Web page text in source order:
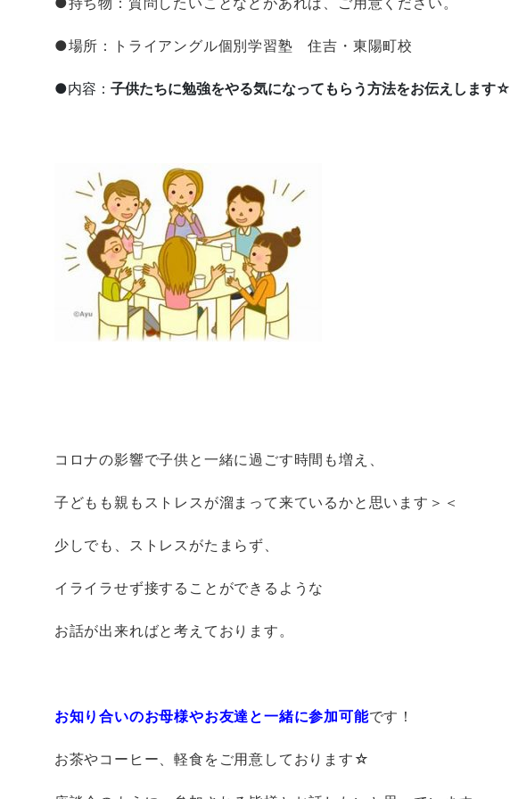
●場所：トライアングル個別学習塾 住吉・東陽町校
●内容： 子供たちに勉強をやる気になってもらう方法をお伝えします☆
コロナの影響で子供と一緒に過ごす時間も増え、
子どもも親もストレスが溜まって来ているかと思います＞＜
少しでも、ストレスがたまらず、
イライラせず接することができるような
お話が出来ればと考えております。
お知り合いのお母様やお友達と一緒に参加可能です！
お茶やコーヒー、軽食をご用意しております☆